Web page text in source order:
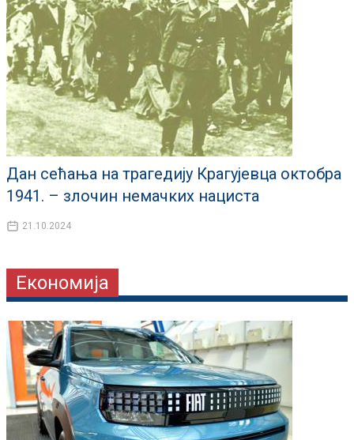
Дан сећања на трагедију Крагујевца октобра
1941. – злочин немачких нациста
21.10.2024
Економија